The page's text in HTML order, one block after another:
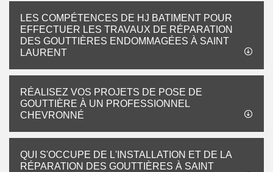
LES COMPÉTENCES DE HJ BATIMENT POUR
EFFECTUER LES TRAVAUX DE RÉPARATION
DES GOUTTIÈRES ENDOMMAGÉES À SAINT
LAURENT
RÉALISEZ VOS PROJETS DE POSE DE
GOUTTIÈRE À UN PROFESSIONNEL
CHEVRONNÉ
QUI S'OCCUPE DE L'INSTALLATION ET DE LA
RÉPARATION DES GOUTTIÈRES À SAINT